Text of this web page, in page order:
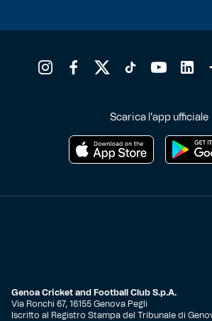
Accessori
Caffè Boasi x Genoa
Scarica l'app ufficiale
Genoa Cricket and Football Club S.p.A.
Via Ronchi 67, 16155 Genova Pegli
Iscritto al Registro Stampa del Tribunale di